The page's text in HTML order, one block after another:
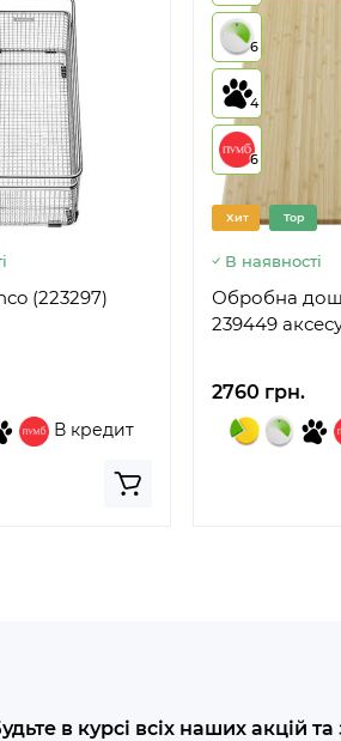
(223297)
В кредит
6
4
6
Хит Top
В наявності
Обробна
239449
2760 грн.
в курсі всіх наших акцій